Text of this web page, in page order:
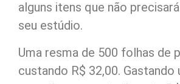
alguns itens que não
seu estúdio.
Uma resma de 500 folhas de
custando R$ 32,00. Gastando